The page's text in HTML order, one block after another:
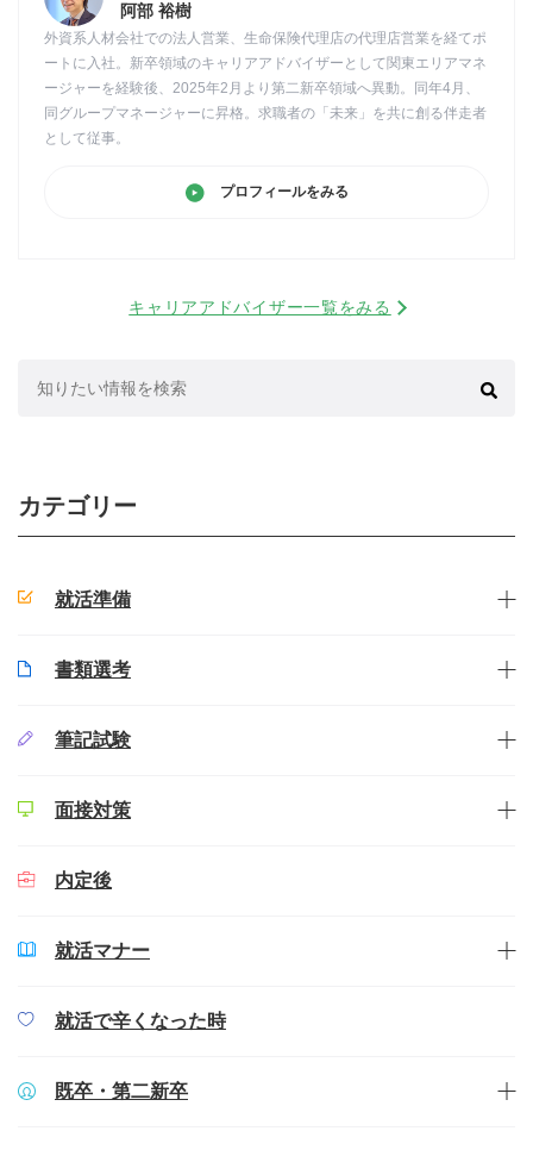
阿部 裕樹
外資系人材会社での法人営業、生命保険代理店の代理店営業を経てポ
ートに入社。新卒領域のキャリアアドバイザーとして関東エリアマネ
ージャーを経験後、2025年2月より第二新卒領域へ異動。同年4月、
同グループマネージャーに昇格。求職者の「未来」を共に創る伴走者
として従事。
プロフィールをみる
キャリアアドバイザー一覧をみる
カテゴリー
就活準備
書類選考
筆記試験
面接対策
内定後
就活マナー
就活で辛くなった時
既卒・第二新卒